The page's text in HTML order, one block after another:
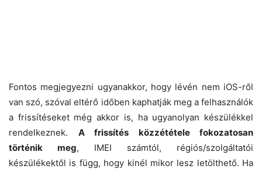
Fontos megjegyezni ugyanakkor, hogy lévén nem iOS-ről
van szó, szóval eltérő időben kaphatják meg a felhasználók
a frissítéseket még akkor is, ha ugyanolyan készülékkel
rendelkeznek. A frissítés közzététele fokozatosan
történik meg, IMEI számtól, régiós/szolgáltatói
készülékektől is függ, hogy kinél mikor lesz letölthető. Ha